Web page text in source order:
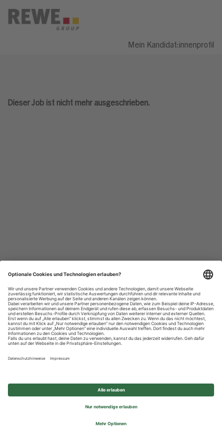
Mein Kandidat:innenprofil
Dieser Job ist nicht mehr ausgeschrieben.
Datenschutzhinweise
Impressum
Privatsphäre-Einstellungen
© 2026 REWE Group - All rights reserved